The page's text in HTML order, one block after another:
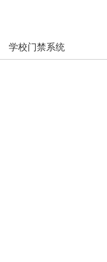
学校门禁系统